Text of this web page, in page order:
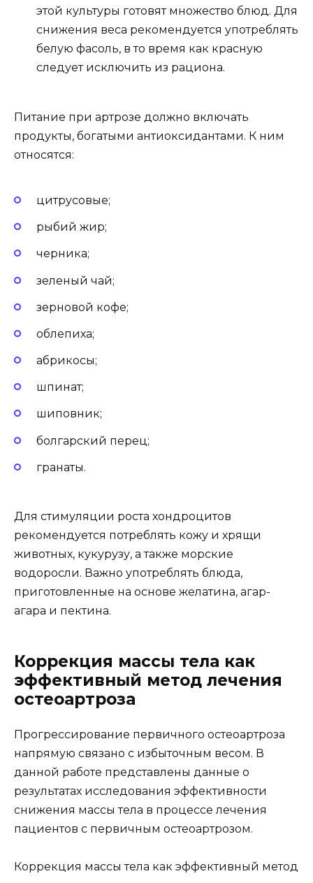
этой культуры готовят множество блюд. Для
снижения веса рекомендуется употреблять
белую фасоль, в то время как красную
следует исключить из рациона.
Питание при артрозе должно включать
продукты, богатыми антиоксидантами. К ним
относятся:
цитрусовые;
рыбий жир;
черника;
зеленый чай;
зерновой кофе;
облепиха;
абрикосы;
шпинат;
шиповник;
болгарский перец;
гранаты.
Для стимуляции роста хондроцитов
рекомендуется потреблять кожу и хрящи
животных, кукурузу, а также морские
водоросли. Важно употреблять блюда,
приготовленные на основе желатина, агар-
агара и пектина.
Коррекция массы тела как
эффективный метод лечения
остеоартроза
Прогрессирование первичного остеоартроза
напрямую связано с избыточным весом. В
данной работе представлены данные о
результатах исследования эффективности
снижения массы тела в процессе лечения
пациентов с первичным остеоартрозом.
Коррекция массы тела как эффективный метод